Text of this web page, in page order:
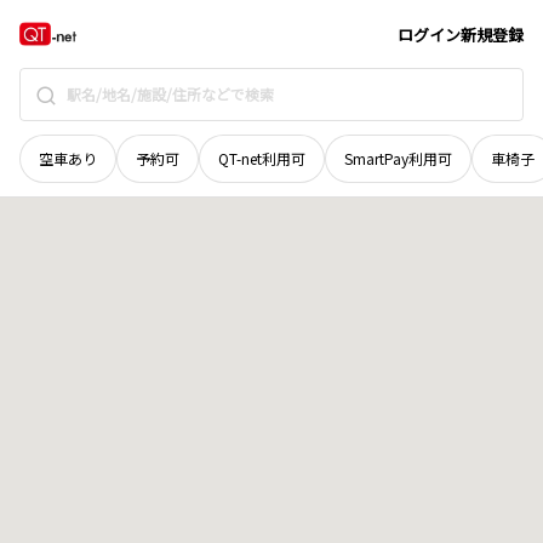
ログイン新規登録
空車あり 予約可 QT-net利用可 SmartPay利用可 車椅子
広島県